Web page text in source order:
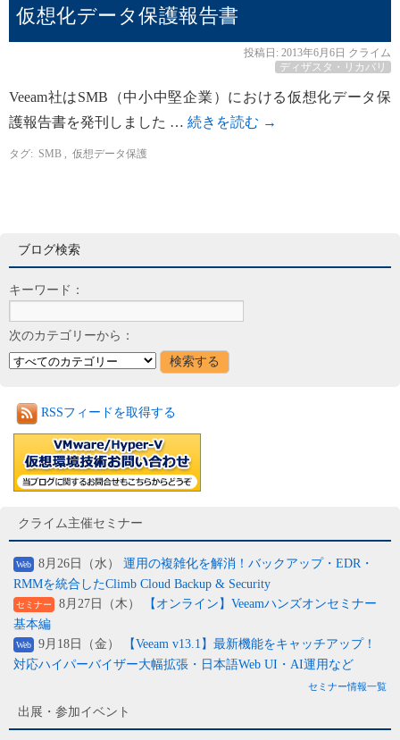
仮想化データ保護報告書
投稿日: 2013年6月6日 クライム
ディザスタ・リカバリ
Veeam社はSMB（中小中堅企業）における仮想化データ保
護報告書を発刊しました … 続きを読む →
タグ: SMB 仮想データ保護
ブログ検索
キーワード：
次のカテゴリーから：
RSSフィードを取得する
クライム主催セミナー
Web 8月26日（水） 運用の複雑化を解消！バックアップ・EDR・
RMMを統合したClimb Cloud Backup & Security
セミナー 8月27日（木）
【オンライン】Veeamハンズオンセミナー
基本編
Web 9月18日（金）
【Veeam v13.1】最新機能をキャッチアップ！
対応ハイパーバイザー大幅拡張・日本語Web UI・AI運用など
セミナー情報一覧
出展・参加イベント